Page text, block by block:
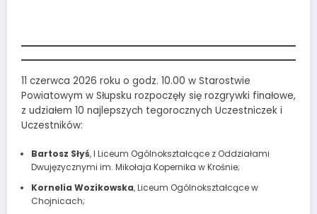
11 czerwca 2026 roku o godz. 10.00 w Starostwie
Powiatowym w Słupsku rozpoczęły się rozgrywki finałowe,
z udziałem 10 najlepszych tegorocznych Uczestniczek i
Uczestników:
Bartosz Słyś, I Liceum Ogólnokształcące z Oddziałami
Dwujęzycznymi im. Mikołaja Kopernika w Krośnie;
Kornelia Wozikowska, Liceum Ogólnokształcące w
Chojnicach;